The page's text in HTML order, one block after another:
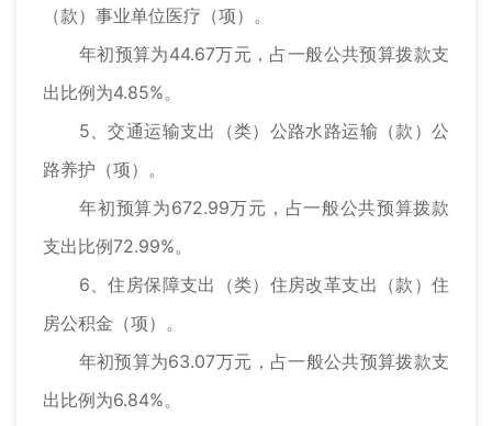
（款）事业单位医疗（项）。
年初预算为44.67万元，占一般公共预算拨款支
出比例为4.85%。
5、交通运输支出（类）公路水路运输（款）公
路养护（项）。
年初预算为672.99万元，占一般公共预算拨款
支出比例72.99%。
6、住房保障支出（类）住房改革支出（款）住
房公积金（项）。
年初预算为63.07万元，占一般公共预算拨款支
出比例为6.84%。